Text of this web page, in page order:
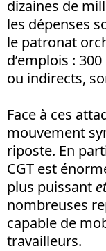
dizaines de
les dépenses
le patronat
d’emplois :
ou indirects,
Face à ces
mouvement
riposte. En
CGT est
plus puissant
nombreuses
capable de
travailleurs.